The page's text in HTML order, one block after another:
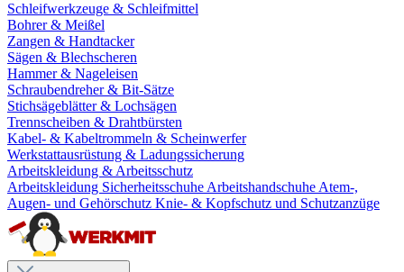
Schleifwerkzeuge & Schleifmittel
Bohrer & Meißel
Zangen & Handtacker
Sägen & Blechscheren
Hammer & Nageleisen
Schraubendreher & Bit-Sätze
Stichsägeblätter & Lochsägen
Trennscheiben & Drahtbürsten
Kabel- & Kabeltrommeln & Scheinwerfer
Werkstattausrüstung & Ladungssicherung
Arbeitskleidung & Arbeitsschutz
Arbeitskleidung Sicherheitsschuhe Arbeitshandschuhe Atem-,
Augen- und Gehörschutz Knie- & Kopfschutz und Schutzanzüge